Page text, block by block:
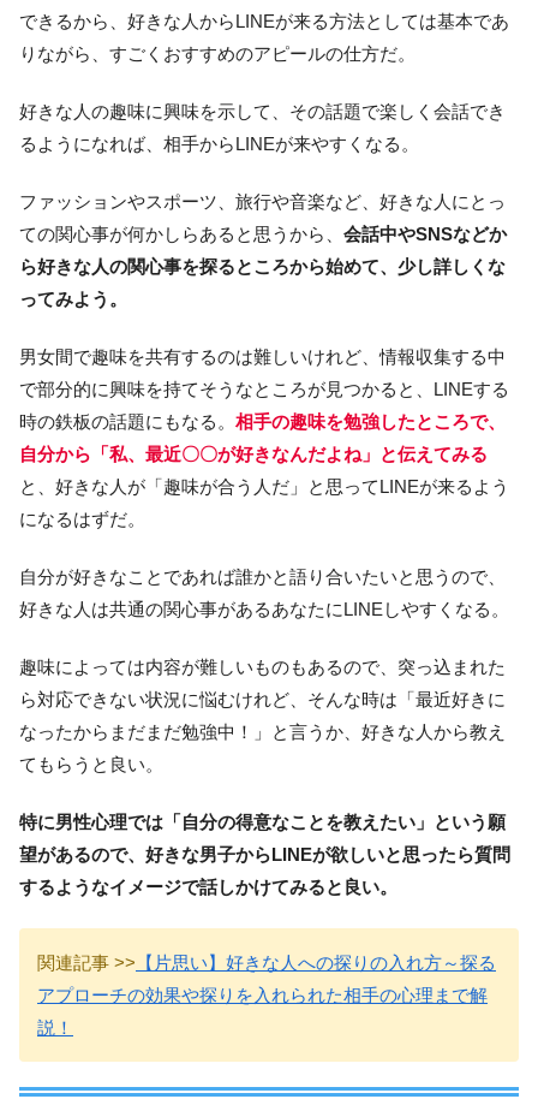
できるから、好きな人からLINEが来る方法としては基本であ
りながら、すごくおすすめのアピールの仕方だ。
好きな人の趣味に興味を示して、その話題で楽しく会話でき
るようになれば、相手からLINEが来やすくなる。
ファッションやスポーツ、旅行や音楽など、好きな人にとっ
ての関心事が何かしらあると思うから、 会話中やSNSなどか
ら好きな人の関心事を探るところから始めて、少し詳しくな
ってみよう。
男女間で趣味を共有するのは難しいけれど、情報収集する中
で部分的に興味を持てそうなところが見つかると、LINEする
時の鉄板の話題にもなる。 相手の趣味を勉強したところで、
自分から「私、最近〇〇が好きなんだよね」と伝えてみる
と、好きな人が「趣味が合う人だ」と思ってLINEが来るよう
になるはずだ。
自分が好きなことであれば誰かと語り合いたいと思うので、
好きな人は共通の関心事があるあなたにLINEしやすくなる。
趣味によっては内容が難しいものもあるので、突っ込まれた
ら対応できない状況に悩むけれど、そんな時は「最近好きに
なったからまだまだ勉強中！」と言うか、好きな人から教え
てもらうと良い。
特に男性心理では「自分の得意なことを教えたい」という願
望があるので、好きな男子からLINEが欲しいと思ったら質問
するようなイメージで話しかけてみると良い。
関連記事 >> 【片思い】好きな人への探りの入れ方～探る
アプローチの効果や探りを入れられた相手の心理まで解
説！